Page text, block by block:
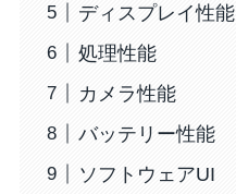
ディスプレイ性能
処理性能
カメラ性能
バッテリー性能
ソフトウェアUI